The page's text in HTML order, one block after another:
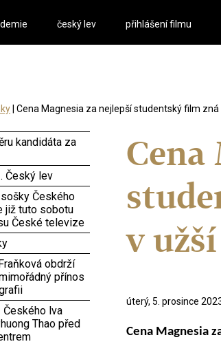
český lev přihlášení filmu
| Cena Magnesia za nejlepší studentský film
Cena
v
úterý, 5. prosince
Cena Magnesia
kandidáta za
Český lev
Českého
již tuto sobotu
České televize
obdrží
přínos
lva
Thao před